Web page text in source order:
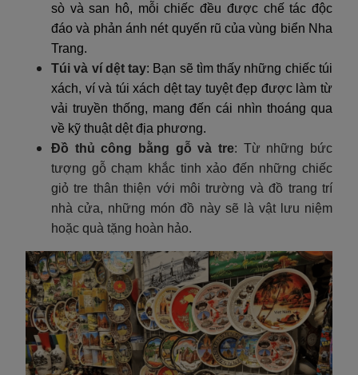
sò và san hô, mỗi chiếc đều được chế tác độc
đáo và phản ánh nét quyến rũ của vùng biển Nha
Trang.
Túi và ví dệt tay: Bạn sẽ tìm thấy những chiếc túi
xách, ví và túi xách dệt tay tuyệt đẹp được làm từ
vải truyền thống, mang đến cái nhìn thoáng qua
về kỹ thuật dệt địa phương.
Đồ thủ công bằng gỗ và tre: Từ những bức
tượng gỗ chạm khắc tinh xảo đến những chiếc
giỏ tre thân thiện với môi trường và đồ trang trí
nhà cửa, những món đồ này sẽ là vật lưu niệm
hoặc quà tặng hoàn hảo.